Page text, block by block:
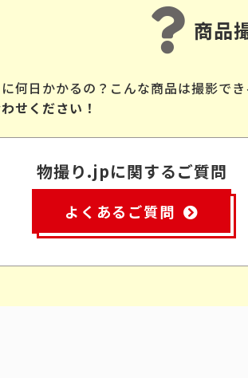
商品
何日かかるの？こんな商品は撮影で
せください！
物撮り.jpに関するご質問
よくあるご質問